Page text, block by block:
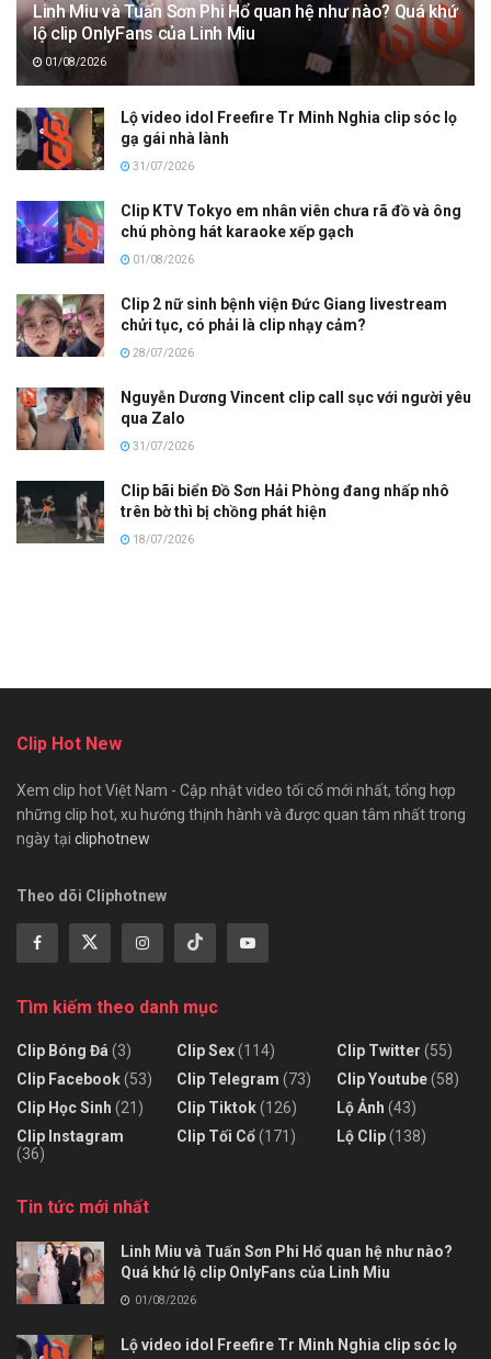
Linh Miu và Tuấn Sơn Phi Hổ quan hệ như nào? Quá khứ
lộ clip OnlyFans của Linh Miu
01/08/2026
Lộ video idol Freefire Tr Minh Nghia clip sóc lọ
gạ gái nhà lành
31/07/2026
Clip KTV Tokyo em nhân viên chưa rã đồ và ông
chú phòng hát karaoke xếp gạch
01/08/2026
Clip 2 nữ sinh bệnh viện Đức Giang livestream
chửi tục, có phải là clip nhạy cảm?
28/07/2026
Nguyễn Dương Vincent clip call sục với người yêu
qua Zalo
31/07/2026
Clip bãi biển Đồ Sơn Hải Phòng đang nhấp nhô
trên bờ thì bị chồng phát hiện
18/07/2026
Clip Hot New
Xem clip hot Việt Nam - Cập nhật video tối cổ mới nhất, tổng hợp
những clip hot, xu hướng thịnh hành và được quan tâm nhất trong
ngày tại cliphotnew
Theo dõi Cliphotnew
Tìm kiếm theo danh mục
Clip Bóng Đá (3)
Clip Facebook(53)
Clip Học Sinh (21)
Clip Instagram
(36)
Clip Sex(114)
Clip Telegram (73)
Clip Tiktok(126)
Clip Tối Cổ(171)
Clip Twitter (55)
Clip Youtube(58)
Lộ Ảnh (43)
Lộ Clip(138)
Tin tức mới nhất
Linh Miu và Tuấn Sơn Phi Hổ quan hệ như nào?
Quá khứ lộ clip OnlyFans của Linh Miu
01/08/2026
Lộ video idol Freefire Tr Minh Nghia clip sóc lọ